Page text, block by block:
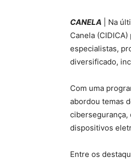
CANELA | Na
Canela
especialistas,
diversificado,
Com uma
abordou temas
cibersegurança,
dispositivos
Entre os